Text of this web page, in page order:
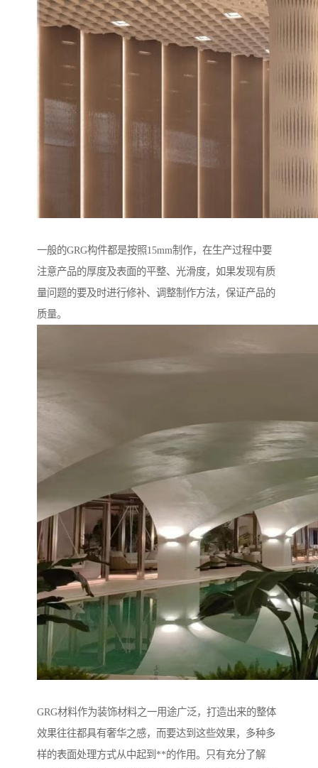
一般的GRG构件都是按照15mm制作，在生产过程中要
注意产品的厚度及表面的平整、光滑度，如果发现有质
量问题的要及时进行修补、调整制作方法，保证产品的
质量。
GRG材料作为装饰材料之一用途广泛，打造出来的整体
效果往往都具有奢华之感，而要达到这些效果，多种多
样的表面处理方式从中起到**的作用。只有充分了解